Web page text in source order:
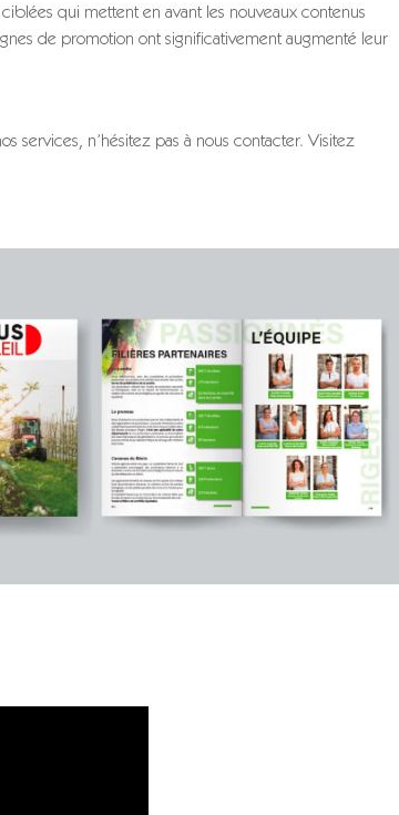
qui mettent en avant les nouveaux contenus
de promotion ont significativement augmenté leur
services, n’hésitez pas à nous contacter. Visitez